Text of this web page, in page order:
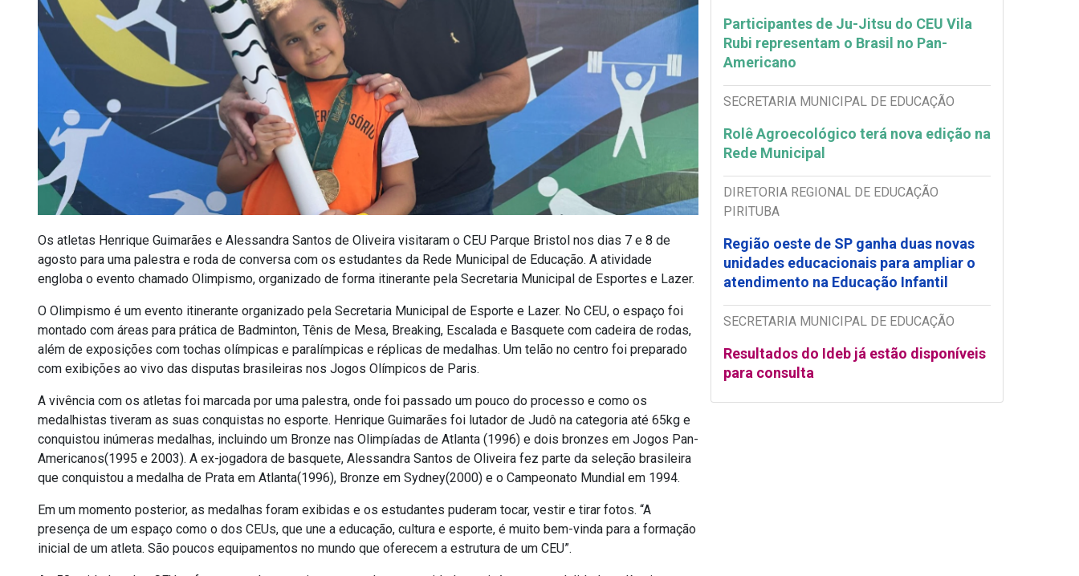
Os atletas Henrique Guimarães e Alessandra Santos de Oliveira visitaram o CEU Parque Bristol nos dias 7 e 8 de
agosto para uma palestra e roda de conversa com os estudantes da Rede Municipal de Educação. A atividade
engloba o evento chamado Olimpismo, organizado de forma itinerante pela Secretaria Municipal de Esportes e Lazer.
O Olimpismo é um evento itinerante organizado pela Secretaria Municipal de Esporte e Lazer. No CEU, o espaço foi
montado com áreas para prática de Badminton, Tênis de Mesa, Breaking, Escalada e Basquete com cadeira de rodas,
além de exposições com tochas olímpicas e paralímpicas e réplicas de medalhas. Um telão no centro foi preparado
com exibições ao vivo das disputas brasileiras nos Jogos Olímpicos de Paris.
A vivência com os atletas foi marcada por uma palestra, onde foi passado um pouco do processo e como os
medalhistas tiveram as suas conquistas no esporte. Henrique Guimarães foi lutador de Judô na categoria até 65kg e
conquistou inúmeras medalhas, incluindo um Bronze nas Olimpíadas de Atlanta (1996) e dois bronzes em Jogos Pan-
Americanos(1995 e 2003). A ex-jogadora de basquete, Alessandra Santos de Oliveira fez parte da seleção brasileira
que conquistou a medalha de Prata em Atlanta(1996), Bronze em Sydney(2000) e o Campeonato Mundial em 1994.
Em um momento posterior, as medalhas foram exibidas e os estudantes puderam tocar, vestir e tirar fotos. “A
presença de um espaço como o dos CEUs, que une a educação, cultura e esporte, é muito bem-vinda para a formação
inicial de um atleta. São poucos equipamentos no mundo que oferecem a estrutura de um CEU”.
Participantes de Ju-Jitsu do CEU Vila
Rubi representam o Brasil no Pan-
Americano
SECRETARIA MUNICIPAL DE EDUCAÇÃO
Rolê Agroecológico terá nova edição na
Rede Municipal
DIRETORIA REGIONAL DE EDUCAÇÃO
PIRITUBA
Região oeste de SP ganha duas novas
unidades educacionais para ampliar o
atendimento na Educação Infantil
SECRETARIA MUNICIPAL DE EDUCAÇÃO
Resultados do Ideb já estão disponíveis
para consulta